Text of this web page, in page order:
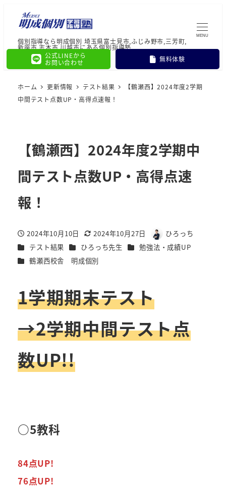
個別指導なら明成個別 埼玉県富士見市,ふじみ野市,三芳町,
新座市,志木市,川越市にある個別指導塾
公式LINEから
お問い合わせ
無料体験
MENU
ホーム 更新情報 テスト結果
【鶴瀬西】2024年度2学期
中間テスト点数UP・高得点速報！
【鶴瀬西】2024年度2学期中
間テスト点数UP・高得点速
報！
投稿日
2024年10月10日
更新日
2024年10月27日
著
者
ひろっち
カテゴリー
テスト結果 カテゴリー
ひろっち先生 カテゴリー
勉強法・成績UP
カテゴリー
鶴瀬西校舎 明成個別
1学期期末テスト
→2学期中間テスト点
数UP!!
○5教科
84点UP!
76点UP!